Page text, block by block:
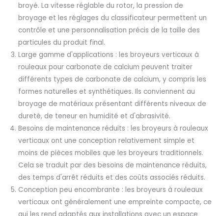
broyé. La vitesse réglable du rotor, la pression de
broyage et les réglages du classificateur permettent un
contrôle et une personnalisation précis de la taille des
particules du produit final.
Large gamme d'applications : les broyeurs verticaux à
rouleaux pour carbonate de calcium peuvent traiter
différents types de carbonate de calcium, y compris les
formes naturelles et synthétiques. Ils conviennent au
broyage de matériaux présentant différents niveaux de
dureté, de teneur en humidité et d'abrasivité.
Besoins de maintenance réduits : les broyeurs à rouleaux
verticaux ont une conception relativement simple et
moins de pièces mobiles que les broyeurs traditionnels.
Cela se traduit par des besoins de maintenance réduits,
des temps d'arrêt réduits et des coûts associés réduits.
Conception peu encombrante : les broyeurs à rouleaux
verticaux ont généralement une empreinte compacte, ce